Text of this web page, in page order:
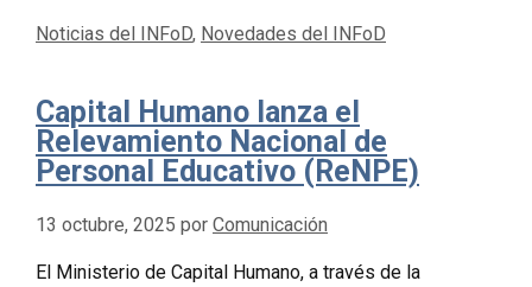
Categorías
Noticias del INFoD, Novedades del INFoD
Capital Humano lanza el
Relevamiento Nacional de
Personal Educativo (ReNPE)
13 octubre, 2025 por Comunicación
El Ministerio de Capital Humano, a través de la